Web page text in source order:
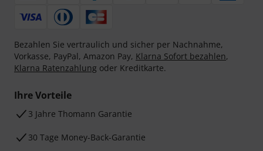
Bezahlen Sie vertraulich und sicher per Nachnahme,
Vorkasse, PayPal, Amazon Pay, Klarna Sofort bezahlen,
Klarna Ratenzahlung oder Kreditkarte.
Ihre Vorteile
3 Jahre Thomann Garantie
30 Tage Money-Back-Garantie